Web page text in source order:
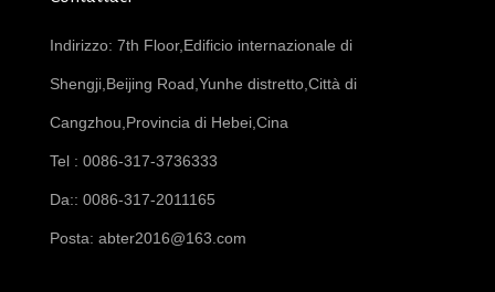
Indirizzo: 7th Floor,Edificio internazionale di
Shengji,Beijing Road,Yunhe distretto,Città di
Cangzhou,Provincia di Hebei,Cina
Tel : 0086-317-3736333
Da:: 0086-317-2011165
Posta: abter2016@163.com